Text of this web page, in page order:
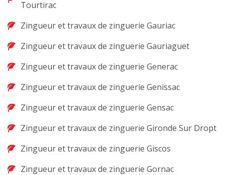
Tourtirac
Zingueur et travaux de zinguerie Gauriac
Zingueur et travaux de zinguerie Gauriaguet
Zingueur et travaux de zinguerie Generac
Zingueur et travaux de zinguerie Genissac
Zingueur et travaux de zinguerie Gensac
Zingueur et travaux de zinguerie Gironde Sur Dropt
Zingueur et travaux de zinguerie Giscos
Zingueur et travaux de zinguerie Gornac